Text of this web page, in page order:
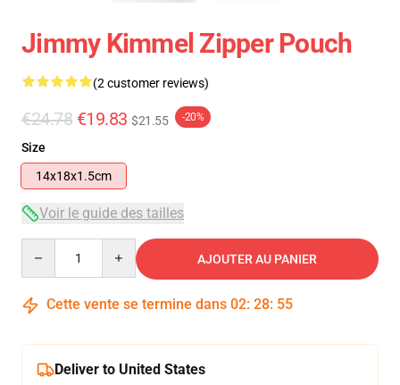
Jimmy Kimmel Zipper Pouch
(2 customer reviews)
€24.78 €19.83 $21.55 -20%
Size
14x18x1.5cm
Voir le guide des tailles
AJOUTER AU PANIER
Cette vente se termine dans 02: 28: 54
Deliver to United States